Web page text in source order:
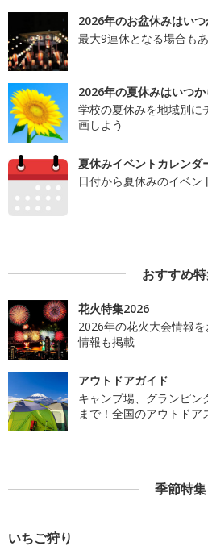
2026年のお盆休みはい
最大9連休となる場合も
2026年の夏休みはいつか
学校の夏休みを地域別に
画しよう
夏休みイベントカレンダ
日付から夏休みのイベン
おすすめ
花火特集2026
2026年の花火大会情報
情報も掲載
アウトドアガイド
キャンプ場、グランピン
まで！全国のアウトドア
季節特集
いちご狩り